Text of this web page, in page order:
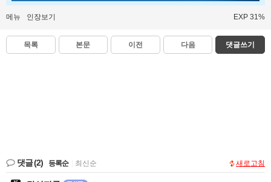
메뉴 인장보기 EXP 31%
목록 본문 이전 다음 댓글쓰기
댓글(2) 등록순 최신순 새로고침